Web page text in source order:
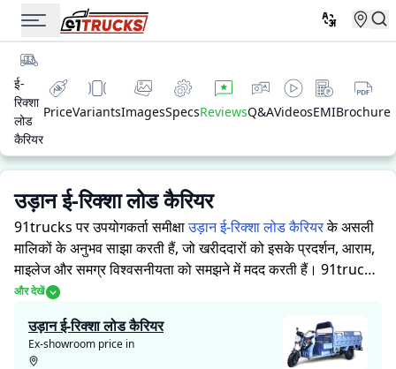
ई-
रिक्शा
लोड
कैरियर
PriceVariantsImagesSpecsReviewsQ&AVideosEMIBrochure
उड़ान ई-रिक्शा लोड कैरियर
91trucks पर उपयोगकर्ता समीक्षाउड़ान ई-रिक्शा लोड कैरियरके असली
मालिकों के अनुभव साझा करती हैं, जो खरीददारों को इसके प्रदर्शन, आराम,
माइलेज और समग्र विश्वसनीयता को समझने में मदद करती हैं। 91trucks
खरीददारों और मालिकों को सूचित निर्णय लेने में सहायता करने के लिए
और कमजोरियों पर आधारित मूल्यांकन के साथ-साथ, इस प्लेटफ़ॉर्म पर एक
विशेष सेक्शन है जहाँ असली मालिक उड़ान ई-रिक्शा लोड कैरियर के साथ
और देखें
उड़ान ई-रिक्शा लोड कैरियर
Ex-showroom price in